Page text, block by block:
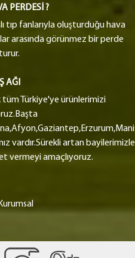
PERDESİ ?
tıp fanlarıyla oluşturduğu hava
arasında görünmez bir perde
AĞI
Türkiye'ye ürünlerimizi
vardır.Sürekli artan bayilerimizle
vermeyi amaçlıyoruz.
Kurumsal